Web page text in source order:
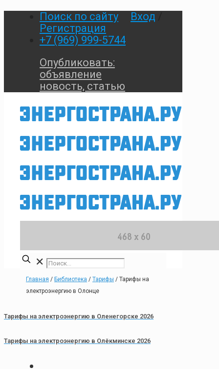
Поиск по сайту Вход
Регистрация
+7 (969) 999-5744
Опубликовать:
объявление
новость, статью
✕
Главная / Библиотека / Тарифы / Тарифы на
электроэнергию в Олонце
Тарифы на электроэнергию в Оленегорске 2026
Тарифы на электроэнергию в Олёкминске 2026